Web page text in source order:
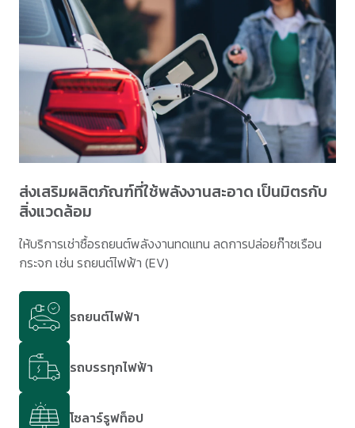
ส่งเสริมผลิตภัณฑ์ที่ใช้พลังงานสะอาด เป็นมิตรกับ
สิ่งแวดล้อม
ให้บริการเช่าซื้อรถยนต์พลังงานทดแทน ลดการปล่อยก๊าซเรือน
กระจก เช่น รถยนต์ไฟฟ้า (EV)
รถยนต์ไฟฟ้า
รถบรรทุกไฟฟ้า
โซลาร์รูฟท็อป